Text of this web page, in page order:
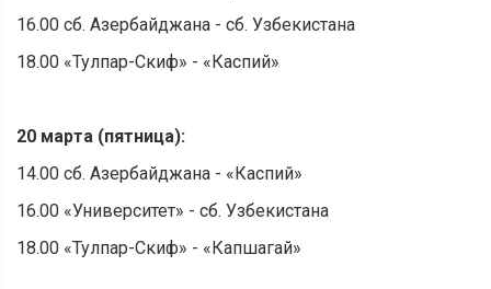
16.00 сб. Азербайджана - сб. Узбекистана
18.00 «Тулпар-Скиф» - «Каспий»
20 марта (пятница):
14.00 сб. Азербайджана - «Каспий»
16.00 «Университет» - сб. Узбекистана
18.00 «Тулпар-Скиф» - «Капшагай»